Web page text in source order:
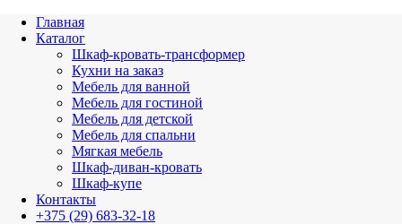
Главная
Каталог
Шкаф-кровать-трансформер
Кухни на заказ
Мебель для ванной
Мебель для гостиной
Мебель для детской
Мебель для спальни
Мягкая мебель
Шкаф-диван-кровать
Шкаф-купе
Контакты
+375 (29) 683-32-18